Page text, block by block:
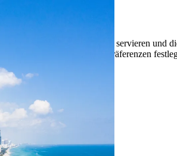
Nutzungserlebnis zu servieren und
Sie Ihre persönlichen Präferenzen